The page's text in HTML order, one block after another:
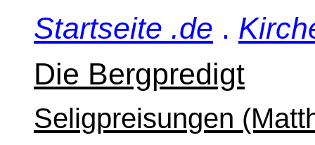
Startseite .de .
Die Bergpredigt
Seligpreisungen